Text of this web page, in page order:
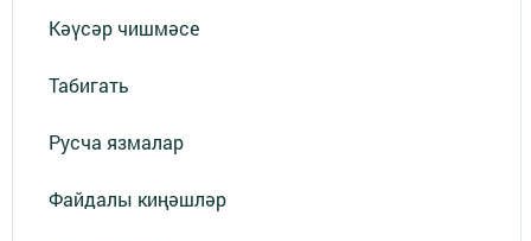
Кәүсәр чишмәсе
Табигать
Русча язмалар
Файдалы киңәшләр